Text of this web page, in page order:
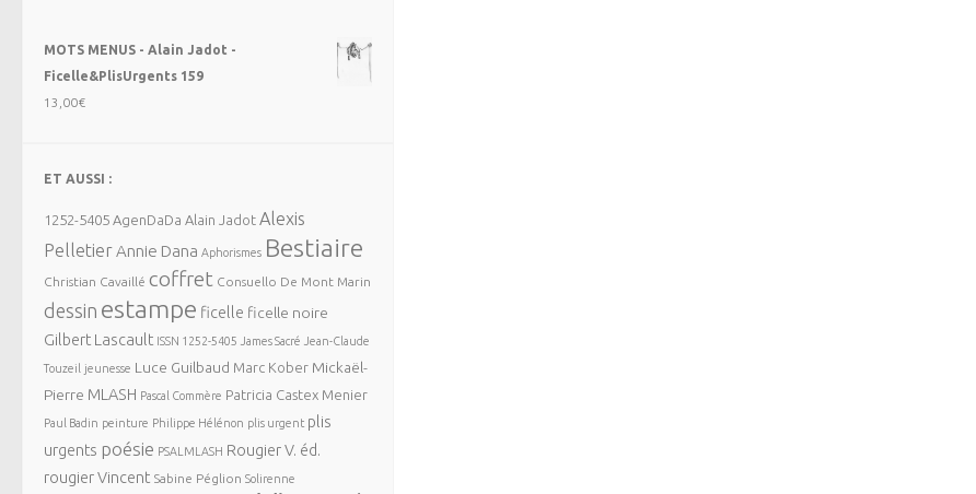
MOTS MENUS - Alain Jadot -
Ficelle&PlisUrgents 159
13,00€
ET AUSSI :
1252-5405 AgenDaDa Alain Jadot Alexis
PelletierAnnie Dana Aphorismes Bestiaire
Christian Cavaillé coffret Consuello De Mont Marin
dessin estampe ficelle ficelle noire
Gilbert Lascault ISSN 1252-5405 James Sacré Jean-Claude
Touzeil jeunesse Luce Guilbaud Marc Kober Mickaël-
Pierre MLASH Pascal Commère Patricia Castex Menier
Paul Badin peinture Philippe Hélénon plis urgent plis
urgents poésie PSALMLASH Rougier V. éd.
rougier Vincent Sabine Péglion Solirenne